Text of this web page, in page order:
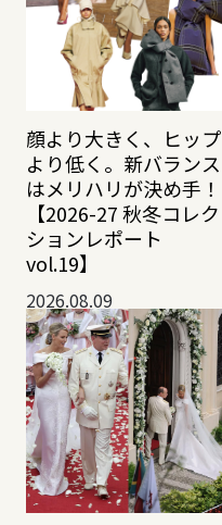
顔より大きく、ヒップ
より低く。新バランス
はメリハリが決め手！
【2026-27 秋冬コレク
ションレポート
vol.19】
2026.08.09